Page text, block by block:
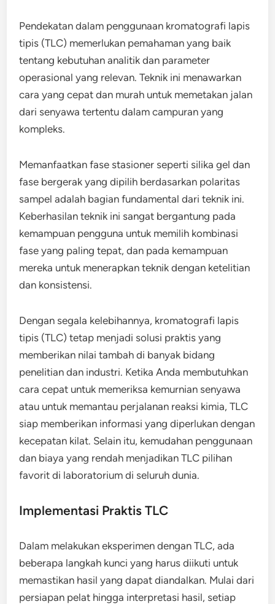
Pendekatan dalam penggunaan kromatografi lapis
tipis (TLC) memerlukan pemahaman yang baik
tentang kebutuhan analitik dan parameter
operasional yang relevan. Teknik ini menawarkan
cara yang cepat dan murah untuk memetakan jalan
dari senyawa tertentu dalam campuran yang
kompleks.
Memanfaatkan fase stasioner seperti silika gel dan
fase bergerak yang dipilih berdasarkan polaritas
sampel adalah bagian fundamental dari teknik ini.
Keberhasilan teknik ini sangat bergantung pada
kemampuan pengguna untuk memilih kombinasi
fase yang paling tepat, dan pada kemampuan
mereka untuk menerapkan teknik dengan ketelitian
dan konsistensi.
Dengan segala kelebihannya, kromatografi lapis
tipis (TLC) tetap menjadi solusi praktis yang
memberikan nilai tambah di banyak bidang
penelitian dan industri. Ketika Anda membutuhkan
cara cepat untuk memeriksa kemurnian senyawa
atau untuk memantau perjalanan reaksi kimia, TLC
siap memberikan informasi yang diperlukan dengan
kecepatan kilat. Selain itu, kemudahan penggunaan
dan biaya yang rendah menjadikan TLC pilihan
favorit di laboratorium di seluruh dunia.
Implementasi Praktis TLC
Dalam melakukan eksperimen dengan TLC, ada
beberapa langkah kunci yang harus diikuti untuk
memastikan hasil yang dapat diandalkan. Mulai dari
persiapan pelat hingga interpretasi hasil, setiap